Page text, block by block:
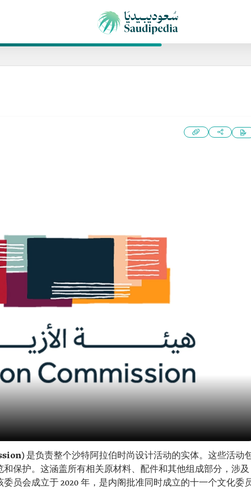
是负责整个沙特阿拉伯时尚设计活动的实体。这些活动
保护。这涵盖所有相关原材料、配件和其他组成部分，涉及
员会成立于 2020 年，是内阁批准同时成立的十一个文化委